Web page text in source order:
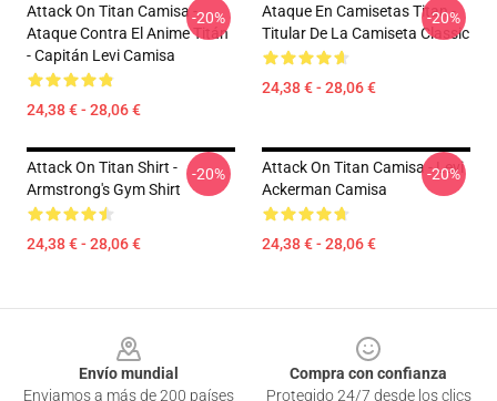
Attack On Titan Camisa -
Ataque Contra El Anime Titán
- Capitán Levi Camisa
24,38 € - 28,06 €
-20%
Ataque En Camisetas Titan -
Titular De La Camiseta Classic
24,38 € - 28,06 €
-20%
Attack On Titan Shirt -
Armstrong's Gym Shirt
24,38 € - 28,06 €
-20%
Attack On Titan Camisa - Levi
Ackerman Camisa
24,38 € - 28,06 €
-20%
Envío mundial
Enviamos a más de 200 países
Compra con confianza
Protegido 24/7 desde los clics